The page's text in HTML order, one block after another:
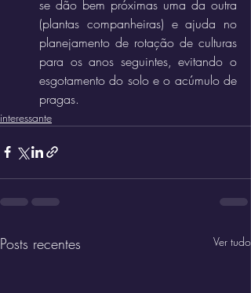
se dão bem próximas uma da outra
(plantas companheiras) e ajuda no
planejamento de rotação de culturas
para os anos seguintes, evitando o
esgotamento do solo e o acúmulo de
pragas.
interessante
Posts recentes Ver tudo